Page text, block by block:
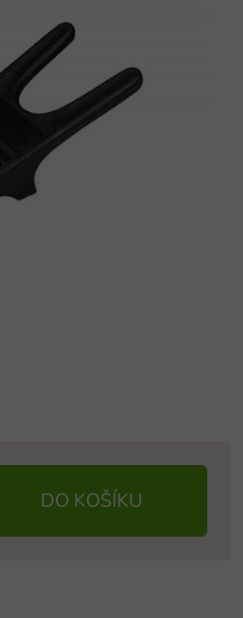
DO KOŠÍKU